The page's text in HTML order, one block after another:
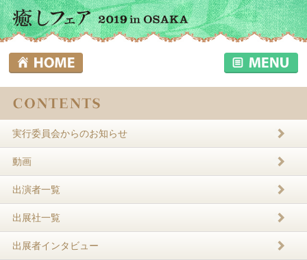
実行委員会からのお知らせ
動画
出演者一覧
出展社一覧
出展者インタビュー